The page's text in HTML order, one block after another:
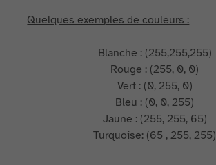
Quelques exemples de couleurs :
Blanche : (255,255,255)
Rouge : (255, 0, 0)
Vert : (0, 255, 0)
Bleu : (0, 0, 255)
Jaune : (255, 255, 65)
Turquoise: (65 , 255, 255)